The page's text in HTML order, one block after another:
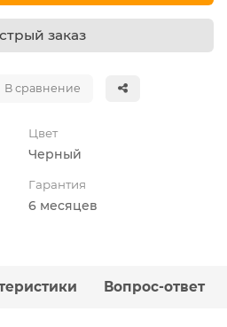
заказ
В сравнение
Цвет
Черный
Гарантия
6 месяцев
Вопрос-ответ